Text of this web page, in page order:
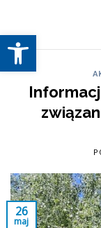
Otwórz
content
26
maj